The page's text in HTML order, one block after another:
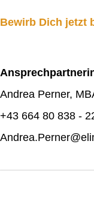
Bewirb Dich jetzt
Andrea Perner,
+43 664 80 838 -